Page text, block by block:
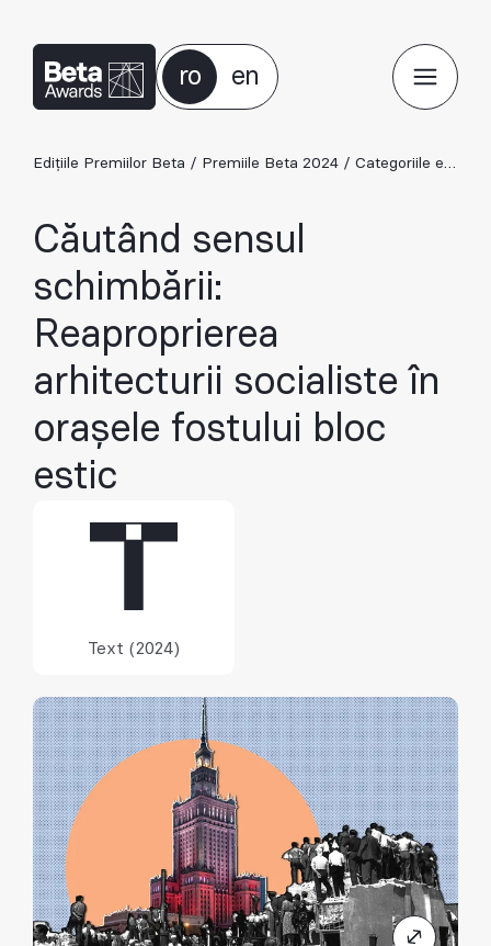
ro en
Edițiile Premiilor Beta / Premiile Beta 2024 / Categoriile ediției 2024
Căutând sensul
schimbării:
Reaproprierea
arhitecturii socialiste în
orașele fostului bloc
estic
Text (2024)